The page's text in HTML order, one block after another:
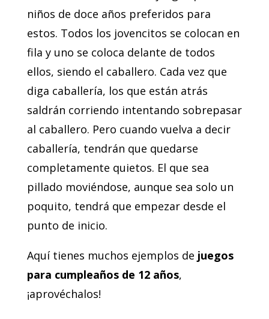
niños de doce años preferidos para
estos. Todos los jovencitos se colocan en
fila y uno se coloca delante de todos
ellos, siendo el caballero. Cada vez que
diga caballería, los que están atrás
saldrán corriendo intentando sobrepasar
al caballero. Pero cuando vuelva a decir
caballería, tendrán que quedarse
completamente quietos. El que sea
pillado moviéndose, aunque sea solo un
poquito, tendrá que empezar desde el
punto de inicio.
Aquí tienes muchos ejemplos de juegos
para cumpleaños de 12 años,
¡aprovéchalos!